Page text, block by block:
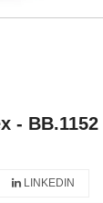
- BB.1152
LINKEDIN